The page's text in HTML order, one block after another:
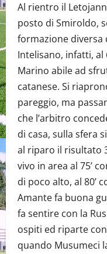
Al rientro il
posto di Smiroldo,
formazione diversa
Intelisano, infatti, al
Marino abile ad
catanese. Si
pareggio, ma
che l’arbitro
di casa, sulla sfera
al riparo il risultato
vivo in area al 75’
di poco alto, al 80’
Amante fa buona
fa sentire con la
ospiti ed riparte
quando Musumeci